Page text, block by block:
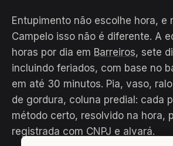
Entupimento não escolhe hora, e
Campelo isso não é diferente. A
horas por dia em Barreiros, sete
incluindo feriados, com base no
em até 30 minutos. Pia, vaso,
de gordura, coluna predial: cada
método certo, resolvido na hora,
registrada com CNPJ e alvará.